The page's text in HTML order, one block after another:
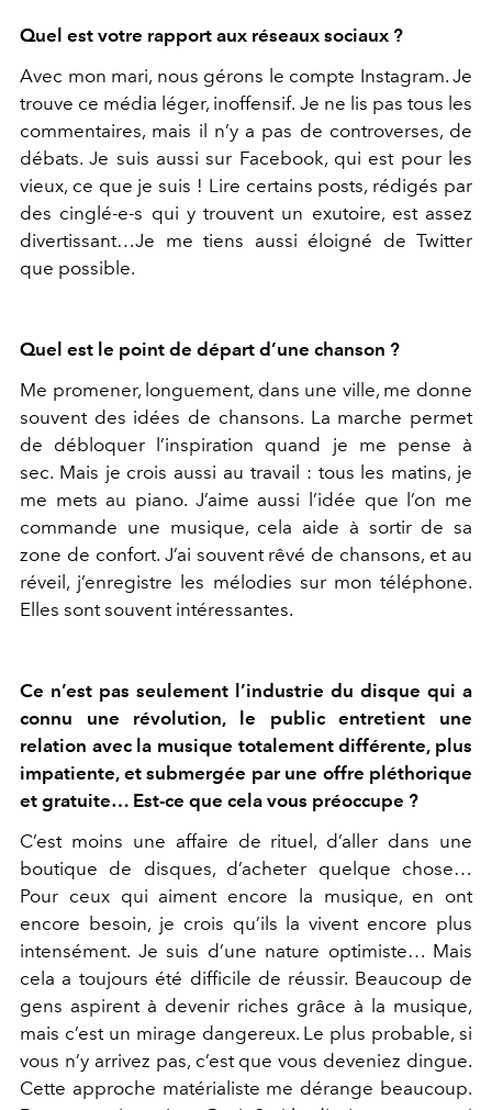
Quel est votre rapport aux réseaux sociaux ?
Avec mon mari, nous gérons le compte Instagram. Je
trouve ce média léger, inoffensif. Je ne lis pas tous les
commentaires, mais il n’y a pas de controverses, de
débats. Je suis aussi sur Facebook, qui est pour les
vieux, ce que je suis ! Lire certains posts, rédigés par
des cinglé-e-s qui y trouvent un exutoire, est assez
divertissant…Je me tiens aussi éloigné de Twitter
que possible.
Quel est le point de départ d’une chanson ?
Me promener, longuement, dans une ville, me donne
souvent des idées de chansons. La marche permet
de débloquer l’inspiration quand je me pense à
sec. Mais je crois aussi au travail : tous les matins, je
me mets au piano. J’aime aussi l’idée que l’on me
commande une musique, cela aide à sortir de sa
zone de confort. J’ai souvent rêvé de chansons, et au
réveil, j’enregistre les mélodies sur mon téléphone.
Elles sont souvent intéressantes.
Ce n’est pas seulement l’industrie du disque qui a
connu une révolution, le public entretient une
relation avec la musique totalement différente, plus
impatiente, et submergée par une offre pléthorique
et gratuite… Est-ce que cela vous préoccupe ?
C’est moins une affaire de rituel, d’aller dans une
boutique de disques, d’acheter quelque chose…
Pour ceux qui aiment encore la musique, en ont
encore besoin, je crois qu’ils la vivent encore plus
intensément. Je suis d’une nature optimiste… Mais
cela a toujours été difficile de réussir. Beaucoup de
gens aspirent à devenir riches grâce à la musique,
mais c’est un mirage dangereux. Le plus probable, si
vous n’y arrivez pas, c’est que vous deveniez dingue.
Cette approche matérialiste me dérange beaucoup.